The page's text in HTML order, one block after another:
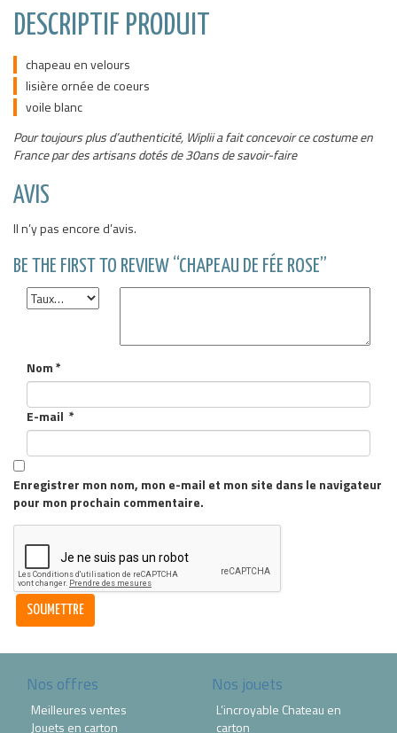
DESCRIPTIF PRODUIT
chapeau en velours
lisière ornée de coeurs
voile blanc
Pour toujours plus d’authenticité, Wiplii a fait concevoir ce costume en
France par des artisans dotés de 30ans de savoir-faire
AVIS
Il n’y pas encore d’avis.
BE THE FIRST TO REVIEW “CHAPEAU DE FÉE ROSE”
Nom*
E-mail *
Enregistrer mon nom, mon e-mail et mon site dans le navigateur
pour mon prochain commentaire.
Nos offres
Meilleures ventes
Jouets en carton
Nos jouets
L’incroyable Chateau en
carton